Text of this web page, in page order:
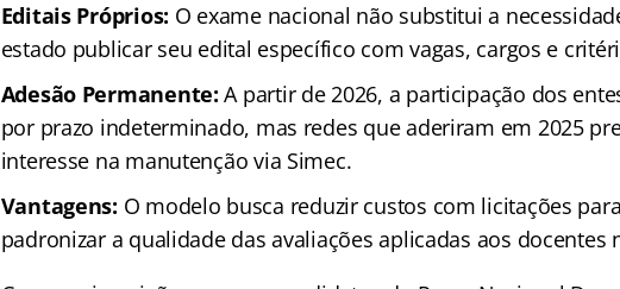
Editais Próprios: O exame nacional não substitui a
estado publicar seu edital específico com vagas, cargos e
Adesão Permanente: A partir de 2026, a participação dos
por prazo indeterminado, mas redes que aderiram em 2025
interesse na manutenção via Simec.
Vantagens: O modelo busca reduzir custos com licitações
padronizar a qualidade das avaliações aplicadas aos docentes